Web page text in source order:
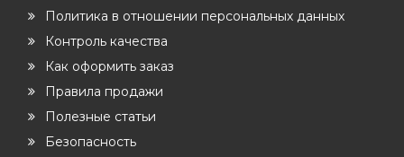
Политика в отношении персональных данных
Контроль качества
Как оформить заказ
Правила продажи
Полезные статьи
Безопасность